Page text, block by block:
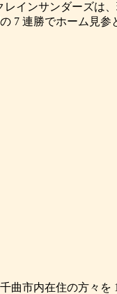
インサンダーズは
7 連勝でホーム見参
市内在住の方々を